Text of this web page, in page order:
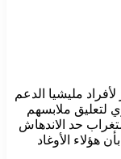
مليشيا الدعم
لتعليق ملابسهم
حد الاندهاش
هؤلاء الأوغاد